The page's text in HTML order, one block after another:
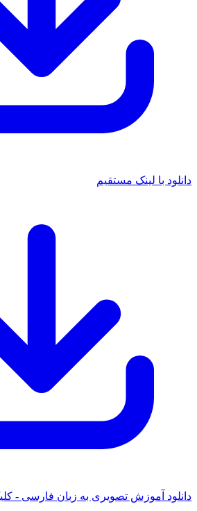
با لینک مستقیم
آموزش تصویری به زبان فارسی - کلیک کنید